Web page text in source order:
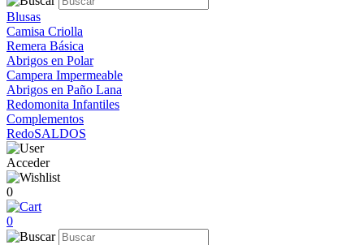
Blusas
Camisa Criolla
Remera Básica
Abrigos en Polar
Campera Impermeable
Abrigos en Paño Lana
Redomonita Infantiles
Complementos
RedoSALDOS
Acceder
0
0